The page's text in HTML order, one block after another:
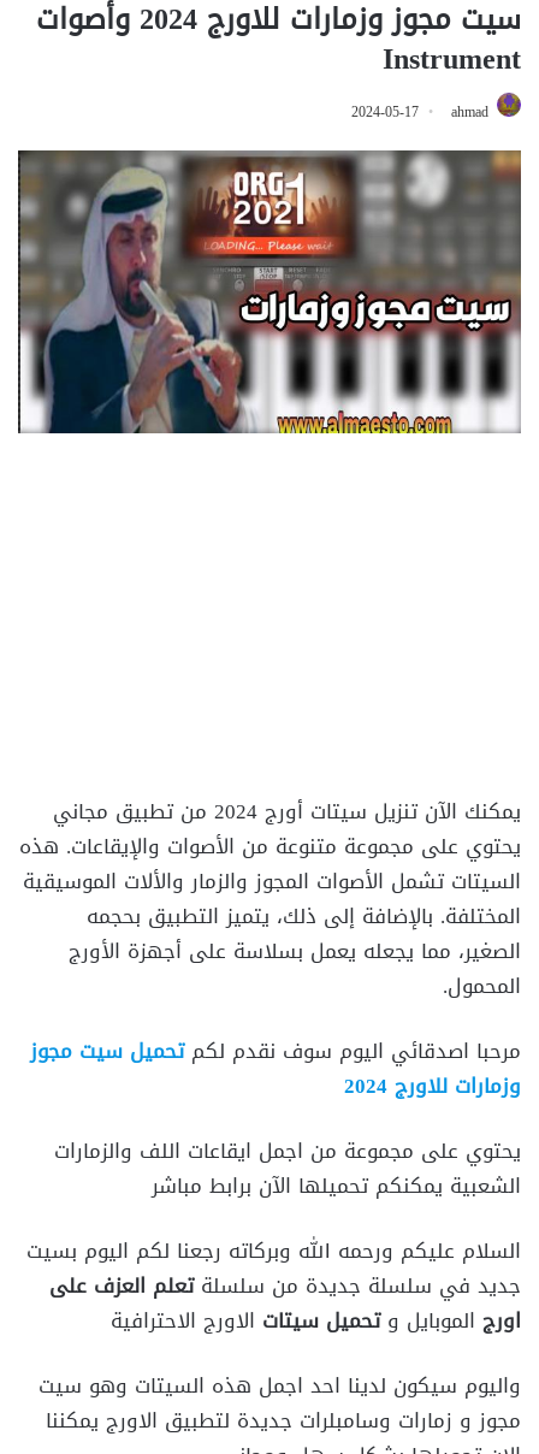
سيت مجوز وزمارات للاورج 2024 وأصوات
Instrument
ahmad
2024-05-17
يمكنك الآن تنزيل سيتات أورج 2024 من تطبيق مجاني
يحتوي على مجموعة متنوعة من الأصوات والإيقاعات. هذه
السيتات تشمل الأصوات المجوز والزمار والألات الموسيقية
المختلفة. بالإضافة إلى ذلك، يتميز التطبيق بحجمه
الصغير، مما يجعله يعمل بسلاسة على أجهزة الأورج
المحمول.
مرحبا اصدقائي اليوم سوف نقدم لكمتحميل سيت مجوز
وزمارات للاورج 2024
يحتوي على مجموعة من اجمل ايقاعات اللف والزمارات
الشعبية يمكنكم تحميلها الآن برابط مباشر
السلام عليكم ورحمه الله وبركاته رجعنا لكم اليوم بسيت
جديد في سلسلة جديدة من سلسلةتعلم العزف على
اورج الموبايل وتحميل سيتات الاورج الاحترافية
واليوم سيكون لدينا احد اجمل هذه السيتات وهو سيت
مجوز و زمارات وسامبلرات جديدة لتطبيق الاورج يمكننا